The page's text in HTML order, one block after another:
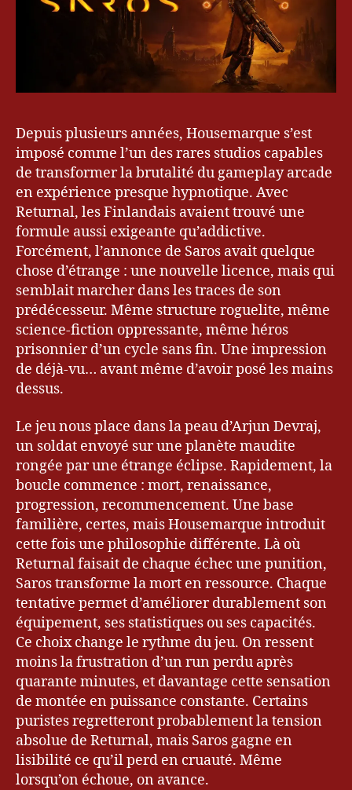
Depuis plusieurs années, Housemarque s’est
imposé comme l’un des rares studios capables
de transformer la brutalité du gameplay arcade
en expérience presque hypnotique. Avec
Returnal, les Finlandais avaient trouvé une
formule aussi exigeante qu’addictive.
Forcément, l’annonce de Saros avait quelque
chose d’étrange : une nouvelle licence, mais qui
semblait marcher dans les traces de son
prédécesseur. Même structure roguelite, même
science-fiction oppressante, même héros
prisonnier d’un cycle sans fin. Une impression
de déjà-vu… avant même d’avoir posé les mains
dessus.
Le jeu nous place dans la peau d’Arjun Devraj,
un soldat envoyé sur une planète maudite
rongée par une étrange éclipse. Rapidement, la
boucle commence : mort, renaissance,
progression, recommencement. Une base
familière, certes, mais Housemarque introduit
cette fois une philosophie différente. Là où
Returnal faisait de chaque échec une punition,
Saros transforme la mort en ressource. Chaque
tentative permet d’améliorer durablement son
équipement, ses statistiques ou ses capacités.
Ce choix change le rythme du jeu. On ressent
moins la frustration d’un run perdu après
quarante minutes, et davantage cette sensation
de montée en puissance constante. Certains
puristes regretteront probablement la tension
absolue de Returnal, mais Saros gagne en
lisibilité ce qu’il perd en cruauté. Même
lorsqu’on échoue, on avance.